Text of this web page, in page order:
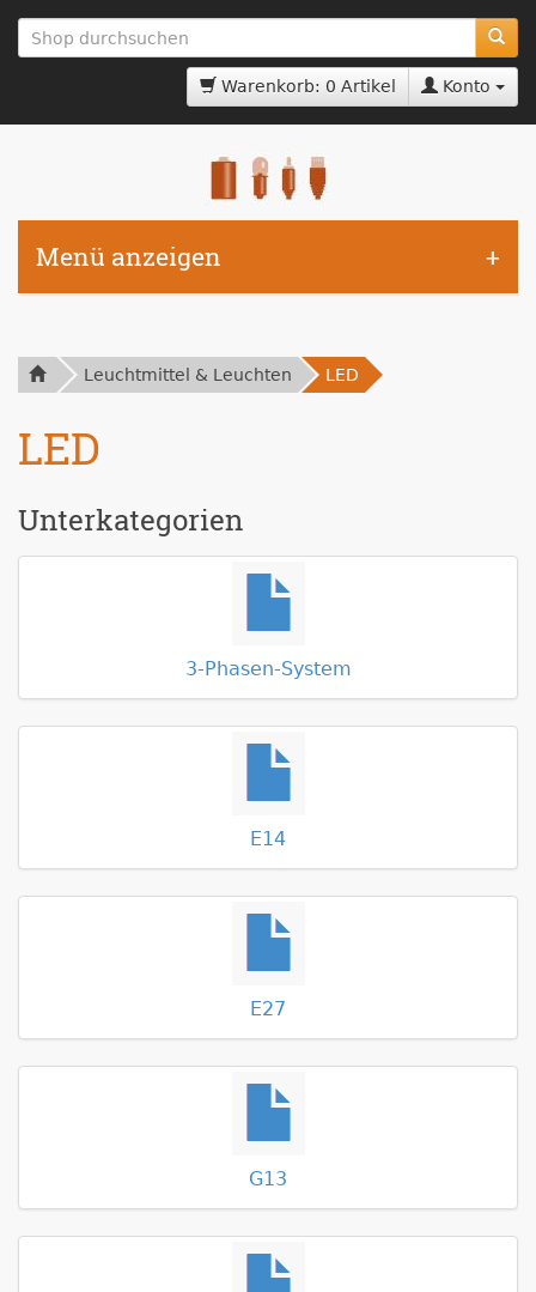
zum
Hauptinhalt
Warenkorb: 0 Artikel Konto
Menü anzeigen
Leuchtmittel & Leuchten LED
LED
Unterkategorien
3-Phasen-System
E14
E27
G13